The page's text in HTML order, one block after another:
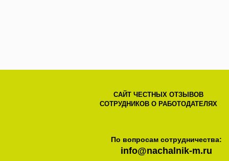
САЙТ ЧЕСТНЫХ ОТЗЫВОВ
СОТРУДНИКОВ О РАБОТОДАТЕЛЯХ
По вопросам сотрудничества:
info@nachalnik-m.ru